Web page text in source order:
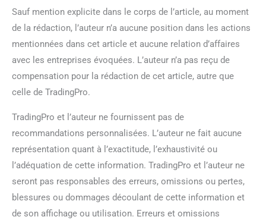
Sauf mention explicite dans le corps de l’article, au moment
de la rédaction, l’auteur n’a aucune position dans les actions
mentionnées dans cet article et aucune relation d’affaires
avec les entreprises évoquées. L’auteur n’a pas reçu de
compensation pour la rédaction de cet article, autre que
celle de TradingPro.
TradingPro et l’auteur ne fournissent pas de
recommandations personnalisées. L’auteur ne fait aucune
représentation quant à l’exactitude, l’exhaustivité ou
l’adéquation de cette information. TradingPro et l’auteur ne
seront pas responsables des erreurs, omissions ou pertes,
blessures ou dommages découlant de cette information et
de son affichage ou utilisation. Erreurs et omissions